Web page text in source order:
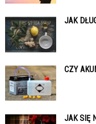
JAK
CZY
JAK SIĘ